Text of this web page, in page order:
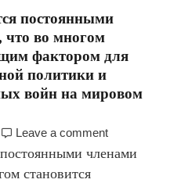
постоянными
во многом
фактором для
политики и
войн на мировом
Leave a comment
членами
становится